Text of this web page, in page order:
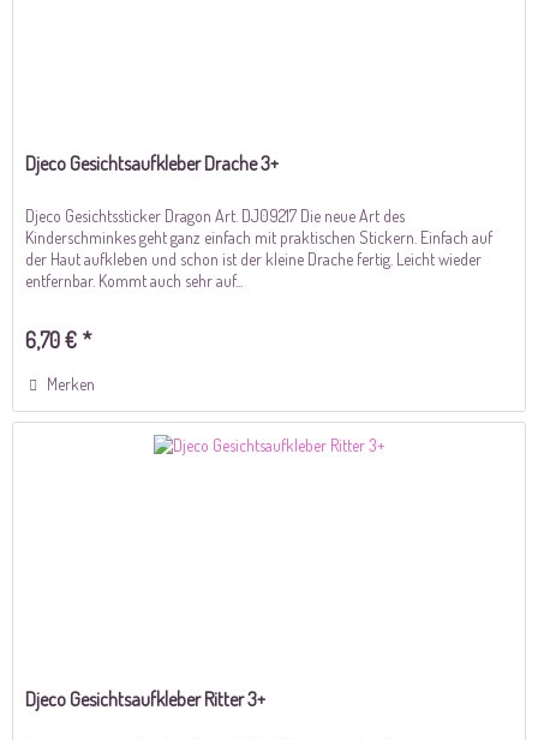
Djeco Gesichtsaufkleber Drache 3+
Djeco Gesichtssticker Dragon Art. DJ09217 Die neue Art des
Kinderschminkes geht ganz einfach mit praktischen Stickern. Einfach auf
der Haut aufkleben und schon ist der kleine Drache fertig. Leicht wieder
entfernbar. Kommt auch sehr auf...
6,70 € *
Merken
Djeco Gesichtsaufkleber Ritter 3+